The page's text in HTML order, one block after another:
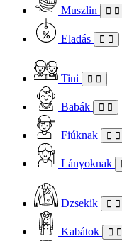
Muszlin
Eladás
Tini
Babák
Fiúknak
Lányoknak
Dzsekik
Kabátok